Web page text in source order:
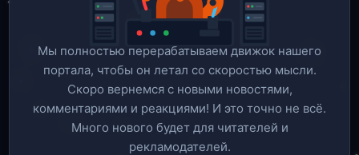
Мы полностью перерабатываем движок нашего
портала, чтобы он летал со скоростью мысли.
Скоро вернемся c новыми новостями,
комментариями и реакциями! И это точно не всё.
Много нового будет для читателей и
рекламодателей.